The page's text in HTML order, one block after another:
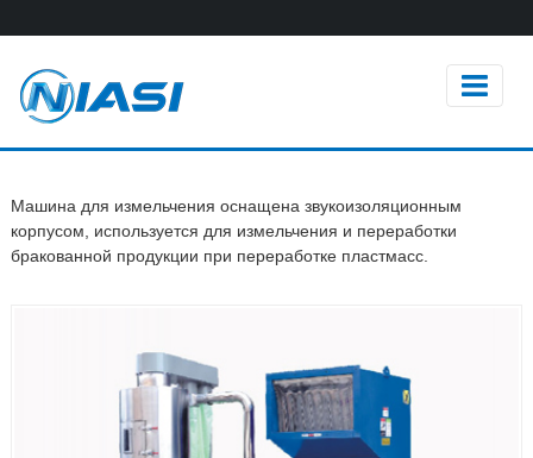
Машина для измельчения оснащена звукоизоляционным
корпусом, используется для измельчения и переработки
бракованной продукции при переработке пластмасс.